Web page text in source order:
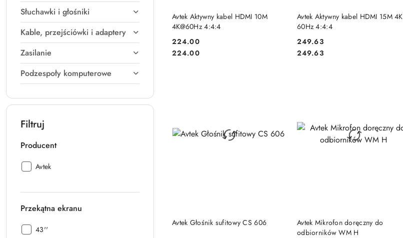
Słuchawki i głośniki
Kable, przejściówki i adaptery
Zasilanie
Podzespoły komputerowe
Filtruj
Producent
Producent:
Avtek
Przekątna ekranu
Przekątna
43''
Avtek Aktywny kabel HDMI 10M
4K@60Hz 4:4:4
Cena:
224.00
Cena:
224.00
DO KOSZYKA
Avtek Aktywny kabel HDMI 15M 4K
60Hz 4:4:4
Cena:
249.63
Cena:
249.63
DO KOSZYKA
Avtek Głośnik sufitowy CS 606
DO KOSZYKA
Avtek Mikrofon doręczny do
odbiorników WM H
DO KOSZYKA